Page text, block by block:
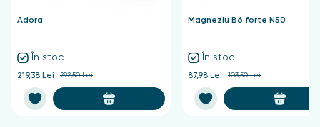
Adora
În stoc
219,38 Lei 292,50 Lei
Magneziu B6 forte N50
În stoc
87,98 Lei 103,50 Lei